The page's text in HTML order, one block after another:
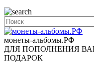
монеты-альбомы.РФ
ДЛЯ ПОПОЛНЕНИЯ
ПОДАРОК